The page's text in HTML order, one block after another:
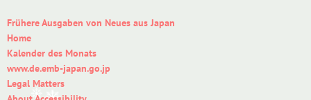
Frühere Ausgaben von Neues aus Japan
Home
Kalender des Monats
www.de.emb-japan.go.jp
Legal Matters